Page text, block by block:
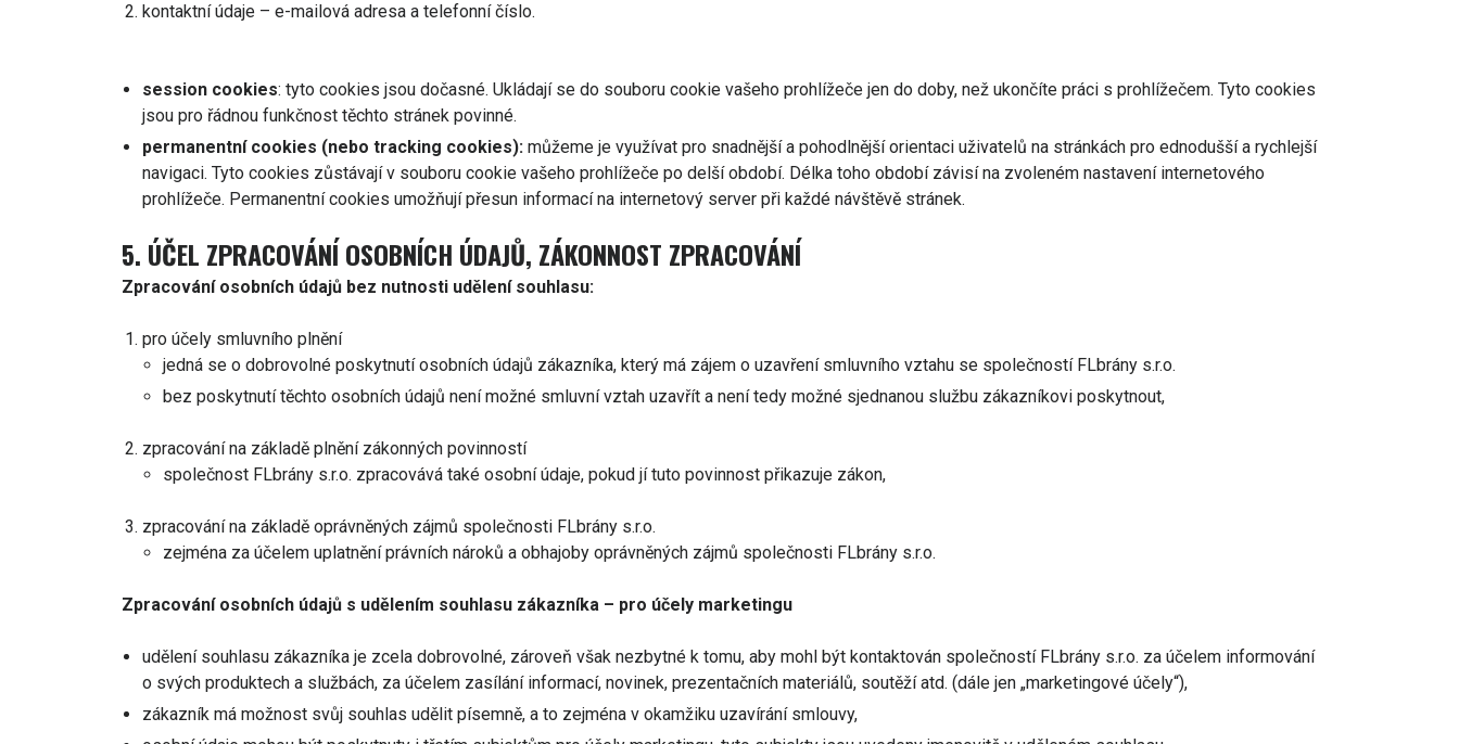
kontaktní údaje – e-mailová adresa a telefonní číslo.
session cookies: tyto cookies jsou dočasné. Ukládají se do souboru cookie vašeho prohlížeče jen do doby, než ukončíte práci s prohlížečem. Tyto cookies
jsou pro řádnou funkčnost těchto stránek povinné.
permanentní cookies (nebo tracking cookies): můžeme je využívat pro snadnější a pohodlnější orientaci uživatelů na stránkách pro ednodušší a rychlejší
navigaci. Tyto cookies zůstávají v souboru cookie vašeho prohlížeče po delší období. Délka toho období závisí na zvoleném nastavení internetového
prohlížeče. Permanentní cookies umožňují přesun informací na internetový server při každé návštěvě stránek.
5. ÚČEL ZPRACOVÁNÍ OSOBNÍCH ÚDAJŮ, ZÁKONNOST ZPRACOVÁNÍ
Zpracování osobních údajů bez nutnosti udělení souhlasu:
pro účely smluvního plnění
jedná se o dobrovolné poskytnutí osobních údajů zákazníka, který má zájem o uzavření smluvního vztahu se společností FLbrány s.r.o.
bez poskytnutí těchto osobních údajů není možné smluvní vztah uzavřít a není tedy možné sjednanou službu zákazníkovi poskytnout,
zpracování na základě plnění zákonných povinností
společnost FLbrány s.r.o. zpracovává také osobní údaje, pokud jí tuto povinnost přikazuje zákon,
zpracování na základě oprávněných zájmů společnosti FLbrány s.r.o.
zejména za účelem uplatnění právních nároků a obhajoby oprávněných zájmů společnosti FLbrány s.r.o.
Zpracování osobních údajů s udělením souhlasu zákazníka – pro účely marketingu
udělení souhlasu zákazníka je zcela dobrovolné, zároveň však nezbytné k tomu, aby mohl být kontaktován společností FLbrány s.r.o. za účelem informování
o svých produktech a službách, za účelem zasílání informací, novinek, prezentačních materiálů, soutěží atd. (dále jen „marketingové účely“),
zákazník má možnost svůj souhlas udělit písemně, a to zejména v okamžiku uzavírání smlouvy,